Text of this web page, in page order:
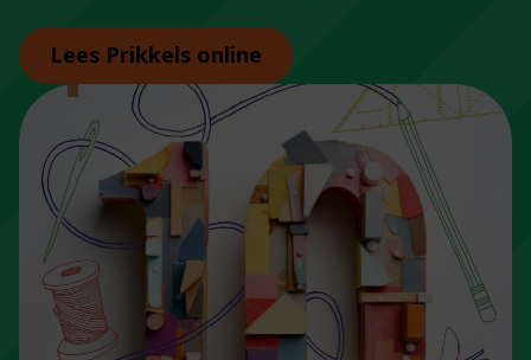
Lees Prikkels online